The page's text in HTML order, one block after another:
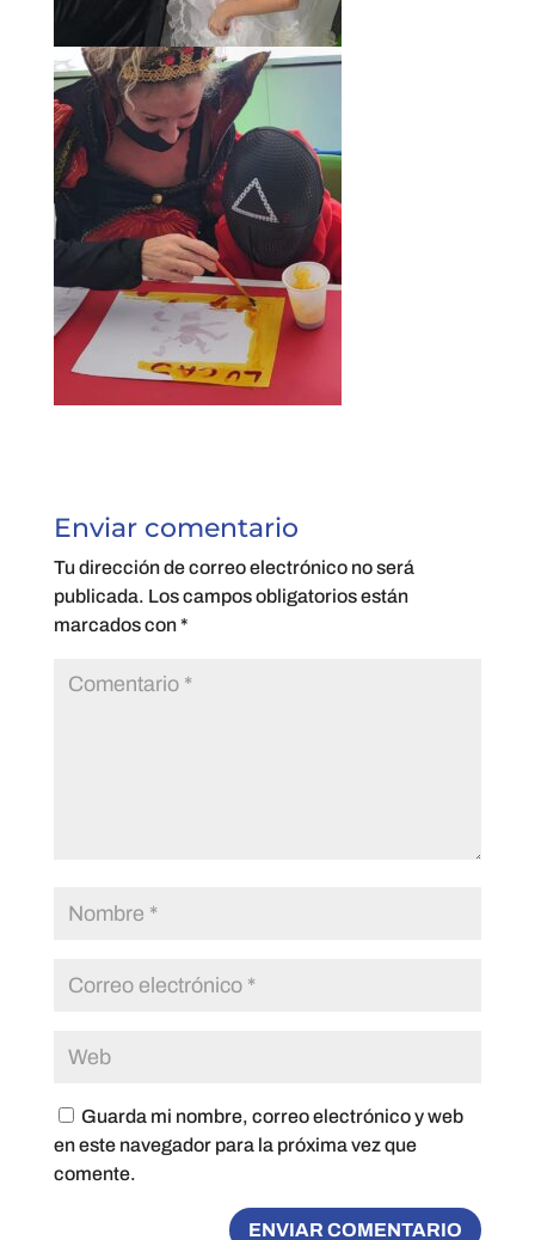
Enviar comentario
Tu dirección de correo electrónico no será
publicada. Los campos obligatorios están
marcados con*
Guarda mi nombre, correo electrónico y web
en este navegador para la próxima vez que
comente.